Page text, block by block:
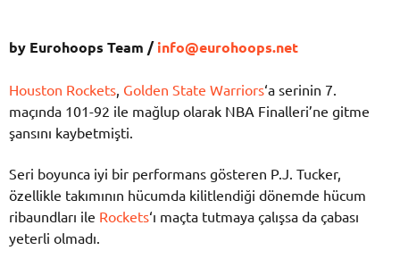
by Eurohoops Team /info@eurohoops.net
Houston Rockets Golden State Warriors‘a serinin 7.
maçında 101-92 ile mağlup olarak NBA Finalleri’ne gitme
şansını kaybetmişti.
Seri boyunca iyi bir performans gösteren P.J. Tucker,
özellikle takımının hücumda kilitlendiği dönemde hücum
ribaundları ile Rockets‘ı maçta tutmaya çalışsa da çabası
yeterli olmadı.